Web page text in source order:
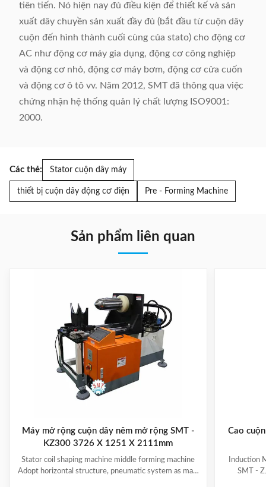
tiên tiến. Nó hiện nay đủ điều kiện để thiết kế và sản
xuất dây chuyền sản xuất đầy đủ (bắt đầu từ cuộn dây
cuộn đến hình thành cuối cùng của stato) cho động cơ
AC như động cơ máy gia dụng, động cơ công nghiệp
và động cơ nhỏ, động cơ máy bơm, động cơ cửa cuốn
và động cơ ô tô vv. Năm 2012, SMT đã thông qua việc
chứng nhận hệ thống quản lý chất lượng ISO9001:
2000.
Các thẻ: Stator cuộn dây máy
thiết bị cuộn dây động cơ điện Pre - Forming Machine
Sản phẩm liên quan
Máy mở rộng cuộn dây nêm mở rộng SMT -
KZ300 3726 X 1251 X 2111mm
Stator coil shaping machine middle forming machine
Adopt horizontal structure, pneumatic system as main
Cao
Induction
SMT -